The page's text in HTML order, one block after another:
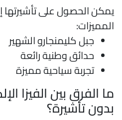
الحصول على تأشيرتها
جبل كليمنجارو الشهير
حدائق وطنية رائعة
تجربة سياحية مميزة
الفرق بين الفيزا
تأشيرة؟